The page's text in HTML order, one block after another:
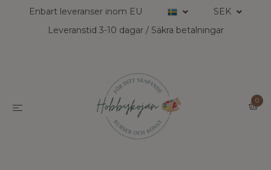
Enbart leveranser inom EU
SEK
Leveranstid 3-10 dagar / Säkra betalningar
0